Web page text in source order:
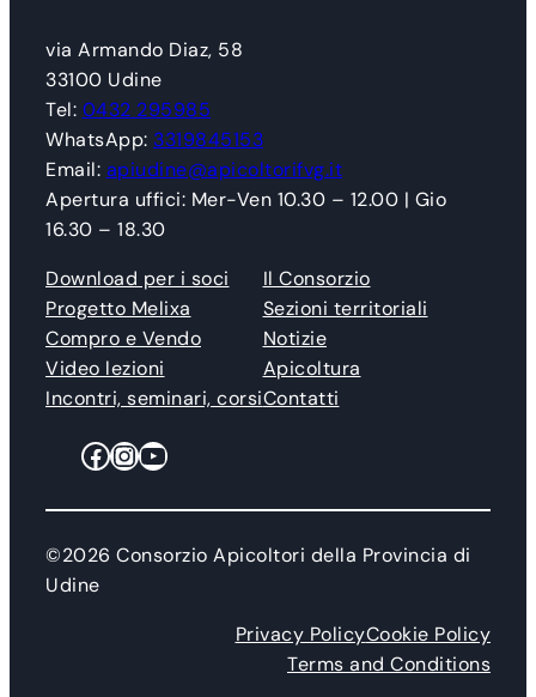
via Armando Diaz, 58
33100 Udine
Tel: 0432 295985
WhatsApp: 3319845153
Email: apiudine@apicoltorifvg.it
Apertura uffici: Mer-Ven 10.30 – 12.00 | Gio
16.30 – 18.30
Download per i soci
Progetto Melixa
Compro e Vendo
Video lezioni
Incontri, seminari, corsi
Il Consorzio
Sezioni territoriali
Notizie
Apicoltura
Contatti
Facebook
Instagram
YouTube
©2026 Consorzio Apicoltori della Provincia di
Udine
Privacy PolicyCookie Policy
Terms and Conditions